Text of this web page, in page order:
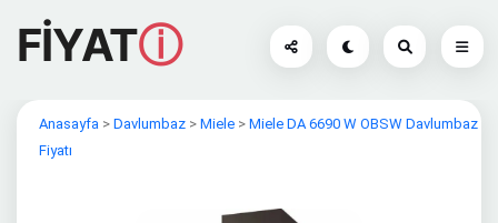
FİYATⓘ
Anasayfa > Davlumbaz > Miele > Miele DA 6690 W OBSW Davlumbaz
Fiyatı